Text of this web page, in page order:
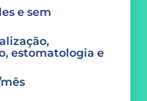
e sem
estomatologia e